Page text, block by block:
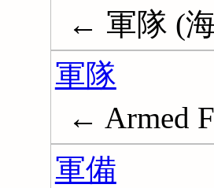
← 軍隊 (
軍隊
← Armed
軍備